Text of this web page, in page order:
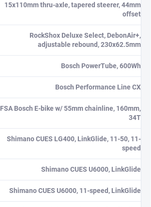
15x110mm thru-axle, tapered steerer, 44mm
offset
RockShox Deluxe Select, DebonAir+,
adjustable rebound, 230x62.5mm
Bosch PowerTube, 600Wh
Bosch Performance Line CX
FSA Bosch E-bike w/ 55mm chainline, 160mm,
34T
Shimano CUES LG400, LinkGlide, 11-50, 11-
speed
Shimano CUES U6000, LinkGlide
Shimano CUES U6000, 11-speed, LinkGlide